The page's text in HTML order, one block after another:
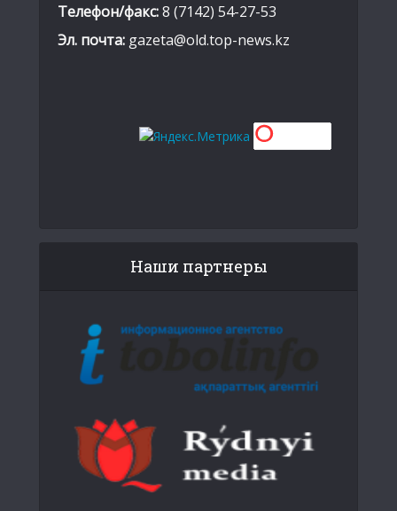
Телефон/факс:8 (7142) 54-27-53
Эл. почта: gazeta@old.top-news.kz
Наши партнеры